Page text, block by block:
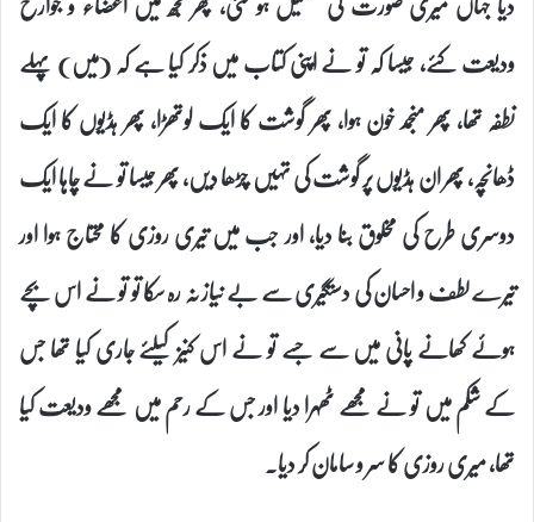
ودیعت کئے، جیسا کہ تو نے اپنی کتاب میں ذکر کیا ہے کہ (میں) پہلے
نطفہ تھا، پھر منجمد خون ہوا، پھر گوشت کا ایک لوتھڑا، پھر ہڈیوں کا ایک
ڈھانچہ، پھر ان ہڈیوں پر گوشت کی تہیں چڑھا دیں، پھر جیسا تو نے چاہا ایک
دوسری طرح کی مخلوق بنا دیا، اور جب میں تیری روزی کا محتاج ہوا اور
تیرے لطف و احسان کی دستگیری سے بے نیاز نہ رہ سکا تو تو نے اس بچے
ہوئے کھانے پانی میں سے جسے تو نے اس کنیز کیلئے جاری کیا تھا جس
کے شکم میں تو نے مجھے ٹھہرا دیا اور جس کے رحم میں مجھے ودیعت کیا
تھا، میری روزی کا سر و سامان کر دیا۔